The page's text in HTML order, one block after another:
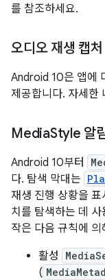
를 참조하세요.
오디오 재생 캡처
Android 10은 앱에
제공합니다. 자세한
MediaStyle 알
Android 10부터
다. 탐색 막대는
재생 진행 상황을
치를 탐색하는 데
작은 다음 규칙에
활성
(